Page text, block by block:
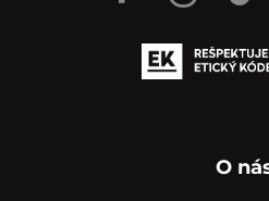
O